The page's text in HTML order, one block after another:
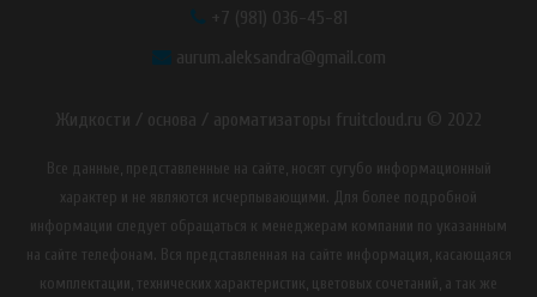
+7 (981) 036-45-81
aurum.aleksandra@gmail.com
Жидкости / основа / ароматизаторы fruitcloud.ru © 2022
Все данные, представленные на сайте, носят сугубо информационный
характер и не являются исчерпывающими. Для более подробной
информации следует обращаться к менеджерам компании по указанным
на сайте телефонам. Вся представленная на сайте информация, касающаяся
комплектации, технических характеристик, цветовых сочетаний, а так же